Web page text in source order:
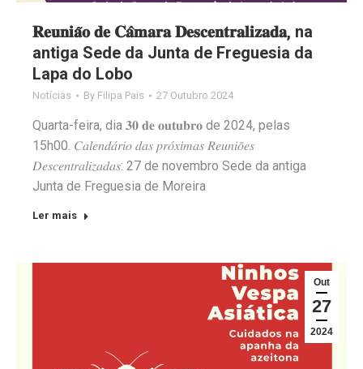
𝐑𝐞𝐮𝐧𝐢𝐚̃𝐨 𝐝𝐞 𝐂𝐚̂𝐦𝐚𝐫𝐚 𝐃𝐞𝐬𝐜𝐞𝐧𝐭𝐫𝐚𝐥𝐢𝐳𝐚𝐝𝐚, na
antiga Sede da Junta de Freguesia da
Lapa do Lobo
Notícias By Filipa Pais 27 Outubro 2024
Quarta-feira, dia 𝟑𝟎 𝐝𝐞 𝐨𝐮𝐭𝐮𝐛𝐫𝐨 de 2024, pelas
15h00. 𝐶𝑎𝑙𝑒𝑛𝑑𝑎́𝑟𝑖𝑜 𝑑𝑎𝑠 𝑝𝑟𝑜́𝑥𝑖𝑚𝑎𝑠 𝑅𝑒𝑢𝑛𝑖𝑜̃𝑒𝑠
𝐷𝑒𝑠𝑐𝑒𝑛𝑡𝑟𝑎𝑙𝑖𝑧𝑎𝑑𝑎𝑠: 27 de novembro Sede da antiga
Junta de Freguesia de Moreira
Ler mais
Out
27
2024